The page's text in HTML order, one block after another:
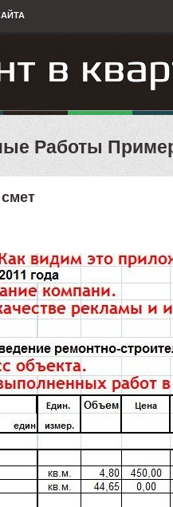
Работы